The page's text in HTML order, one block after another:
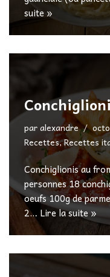
suite »
paralexandre
Recettes,Recettes
Conchiglionis au
personnes 18
oeufs 100g de
2… Lire la suite »